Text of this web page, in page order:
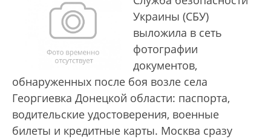
Украины (СБУ)
выложила в сеть
фотографии
документов,
обнаруженных после боя возле села
Георгиевка Донецкой области: паспорта,
водительские удостоверения, военные
билеты и кредитные карты. Москва сразу